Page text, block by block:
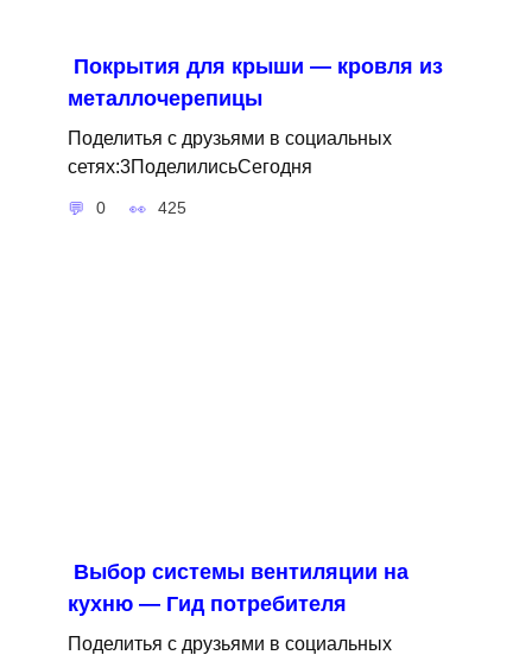
Покрытия для крыши — кровля из
металлочерепицы
Поделитья с друзьями в социальных
сетях:3ПоделилисьСегодня
0 425
Выбор системы вентиляции на
кухню — Гид потребителя
Поделитья с друзьями в социальных